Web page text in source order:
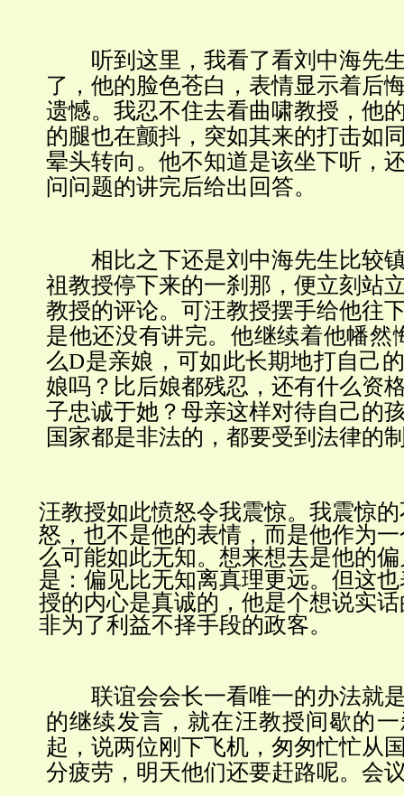
听到这里，我看了看刘中海先生
了，他的脸色苍白，表情显示着后
遗憾。我忍不住去看曲啸教授，他
的腿也在颤抖，突如其来的打击如
晕头转向。他不知道是该坐下听，
问问题的讲完后给出回答。
相比之下还是刘中海先生比较镇
祖教授停下来的一刹那，便立刻站
教授的评论。可汪教授摆手给他往
是他还没有讲完。他继续着他幡然
么D是亲娘，可如此长期地打自己
娘吗？比后娘都残忍，还有什么资
子忠诚于她？母亲这样对待自己的
国家都是非法的，都要受到法律的
汪教授如此愤怒令我震惊。我震惊
怒，也不是他的表情，而是他作为
么可能如此无知。想来想去是他的
是：偏见比无知离真理更远。但这
授的内心是真诚的，他是个想说实
非为了利益不择手段的政客。
联谊会会长一看唯一的办法就是
的继续发言，就在汪教授间歇的
起，说两位刚下飞机，匆匆忙忙从
分疲劳，明天他们还要赶路呢。会